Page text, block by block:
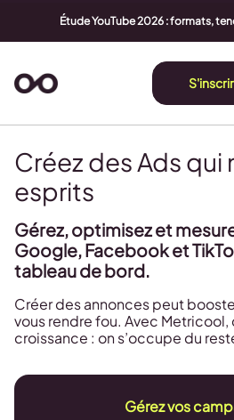
Étude YouTube 2026 : formats,
Créez des Ads qui
esprits
Gérez, optimisez et
Google, Facebook et
tableau de bord.
Créer des annonces peut
vous rendre fou. Avec
croissance : on s’occupe du
Gérez vos